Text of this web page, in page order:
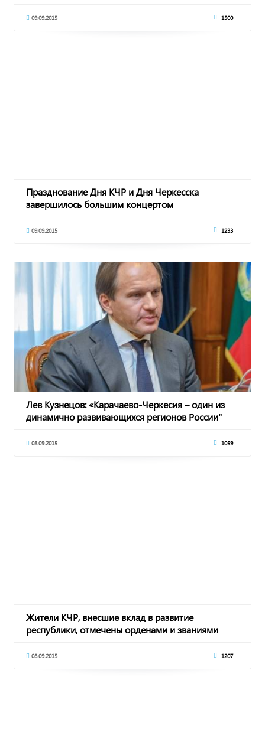
09.09.2015 1500
Празднование Дня КЧР и Дня Черкесска
завершилось большим концертом
09.09.2015 1233
Лев Кузнецов: «Карачаево-Черкесия – один из
динамично развивающихся регионов России"
08.09.2015 1059
Жители КЧР, внесшие вклад в развитие
республики, отмечены орденами и званиями
08.09.2015 1207